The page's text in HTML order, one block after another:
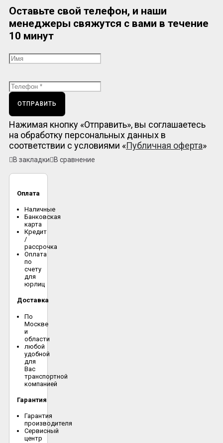
Оставьте свой телефон, и наши
менеджеры свяжутся с вами в течение
10 минут
ОТПРАВИТЬ
Нажимая кнопку «Отправить», вы соглашаетесь
на обработку персональных данных в
соответствии с условиями «Публичная оферта»
В закладки В сравнение
Оплата
Наличные
Банковская
карта
Кредит
/
рассрочка
Оплата
по
счету
для
юрлиц
Доставка
По
Москве
и
области
любой
удобной
для
Вас
транспортной
компанией
Гарантия
Гарантия
производителя
Сервисный
центр